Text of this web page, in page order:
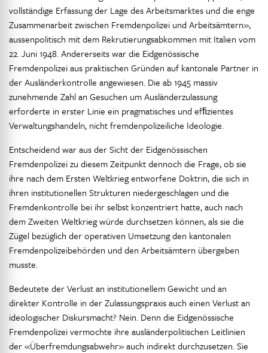
vollständige Erfassung der Lage des Arbeitsmarktes und die enge
Zusammenarbeit zwischen Fremdenpolizei und Arbeitsämtern»,
aussenpolitisch mit dem Rekrutierungsabkommen mit Italien vom
22. Juni 1948. Andererseits war die Eidgenössische
Fremdenpolizei aus praktischen Gründen auf kantonale Partner in
der Ausländerkontrolle angewiesen. Die ab 1945 massiv
zunehmende Zahl an Gesuchen um Ausländerzulassung
erforderte in erster Linie ein pragmatisches und efﬁzientes
Verwaltungshandeln, nicht fremdenpolizeiliche Ideologie.
Entscheidend war aus der Sicht der Eidgenössischen
Fremdenpolizei zu diesem Zeitpunkt dennoch die Frage, ob sie
ihre nach dem Ersten Weltkrieg entworfene Doktrin, die sich in
ihren institutionellen Strukturen niedergeschlagen und die
Fremdenkontrolle bei ihr selbst konzentriert hatte, auch nach
dem Zweiten Weltkrieg würde durchsetzen können, als sie die
Zügel bezüglich der operativen Umsetzung den kantonalen
Fremdenpolizeibehörden und den Arbeitsämtern übergeben
musste.
Bedeutete der Verlust an institutionellem Gewicht und an
direkter Kontrolle in der Zulassungspraxis auch einen Verlust an
ideologischer Diskursmacht? Nein. Denn die Eidgenössische
Fremdenpolizei vermochte ihre ausländerpolitischen Leitlinien
der «Überfremdungsabwehr» auch indirekt durchzusetzen. Sie